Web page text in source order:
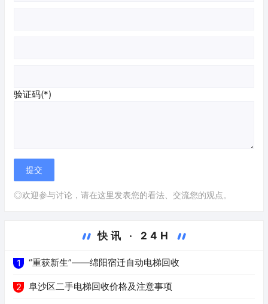
验证码(*)
◎欢迎参与讨论，请在这里发表您的看法、交流您的观点。
快讯 · 24H
1 “重获新生”——绵阳宿迁自动电梯回收
2 阜沙区二手电梯回收价格及注意事项